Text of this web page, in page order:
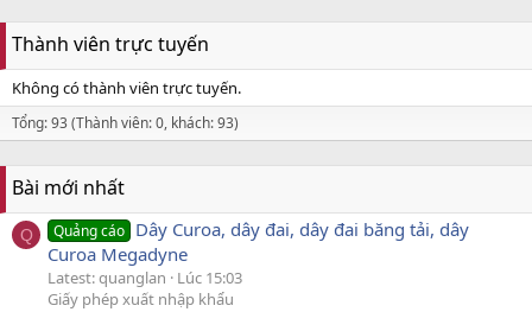
Thành viên trực tuyến
Không có thành viên trực tuyến.
Tổng: 93 (Thành viên: 0, khách: 93)
Bài mới nhất
Q Quảng cáo Dây Curoa, dây đai, dây đai băng tải, dây
Curoa Megadyne
Latest: quanglan
Lúc 15:03
Giấy phép xuất nhập khẩu